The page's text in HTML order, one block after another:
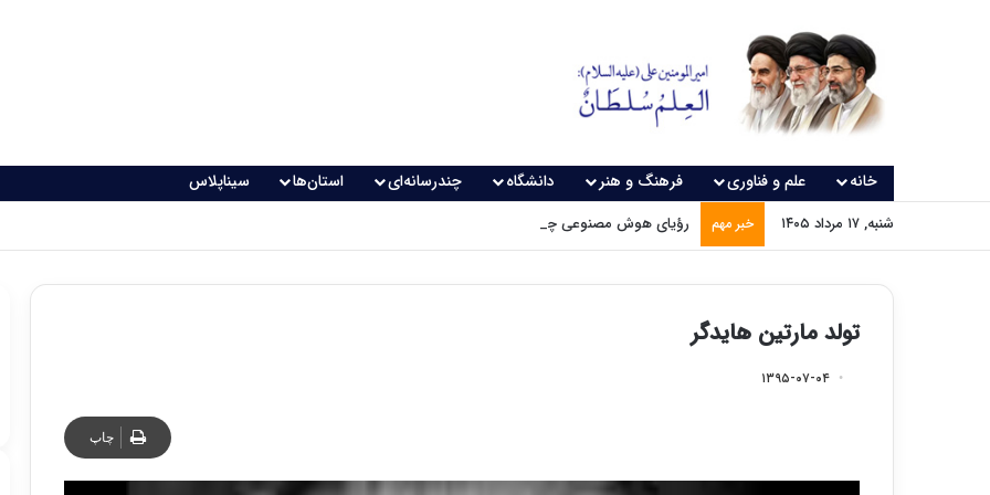
خانه علم و فناوری فرهنگ و هنر دانشگاه چندرسانه‌ای استان‌ها سیناپلاس
شنبه, ۱۷ مرداد ۱۴۰۵ خبر مهم رؤیای هوش مصنوعی چه زمانی واقعی می‌شود؟
تولد مارتین هایدگر
۱۳۹۵-۰۷-۰۴
چاپ